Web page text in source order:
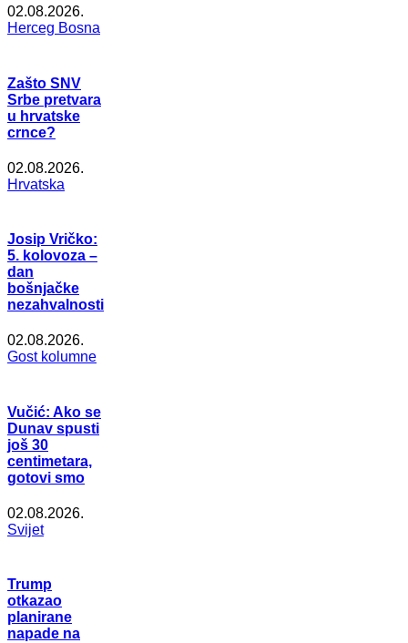
02.08.2026.
Herceg Bosna
Zašto SNV
Srbe pretvara
u hrvatske
crnce?
02.08.2026.
Hrvatska
Josip Vričko:
5. kolovoza –
dan
bošnjačke
nezahvalnosti
02.08.2026.
Gost kolumne
Vučić: Ako se
Dunav spusti
još 30
centimetara,
gotovi smo
02.08.2026.
Svijet
Trump
otkazao
planirane
napade na